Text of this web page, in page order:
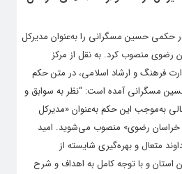
حکمی حسین مسگرانی را به‌عنوان مدیرکل
رضوی منصوب کرد. به نقل از مرکز
فرهنگ و ارشاد اسلامی، در متن حکم
مسگرانی آمده است: “نظر به سوابق و
به‌موجب این حکم به‌عنوان «مدیرکل
خراسان رضوی» منصوب می‌شوید. امید
متعال و بهره‌گیری شایسته از
و با توجه کامل به اهداف و شرح